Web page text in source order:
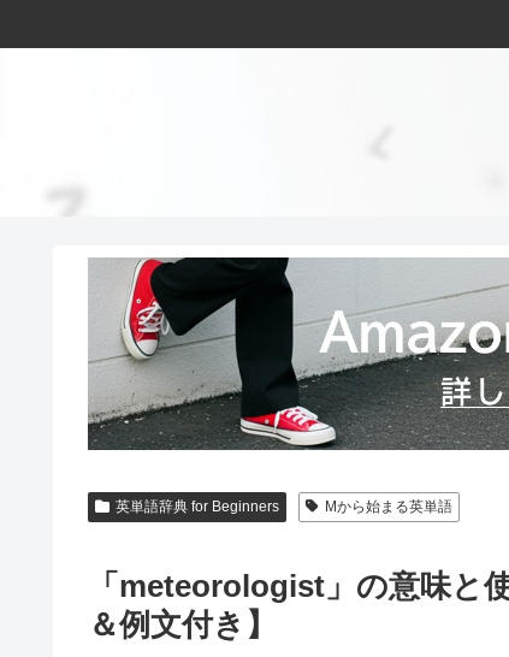
英単語辞典 for Beginners Mから始まる英単語
「meteorologist」の意味と
＆例文付き】